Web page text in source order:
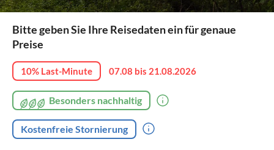
Bitte geben Sie Ihre Reisedaten ein für genaue
Preise
10% Last-Minute 07.08 bis 21.08.2026
Besonders nachhaltig
Kostenfreie Stornierung